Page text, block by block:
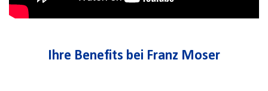
Ihre Benefits bei Franz Moser